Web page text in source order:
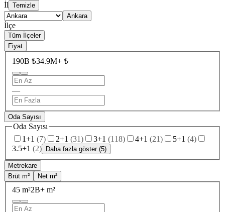
İl Temizle
Ankara
İlçe
Tüm İlçeler
Fiyat
190B ₺34.9M+ ₺
—
Oda Sayısı
Oda Sayısı
1+1 (7) 2+1 (31) 3+1 (118) 4+1 (21) 5+1 (4)
3.5+1 (2) Daha fazla göster (5)
Metrekare
Brüt m²
Net m²
45 m²2B+ m²